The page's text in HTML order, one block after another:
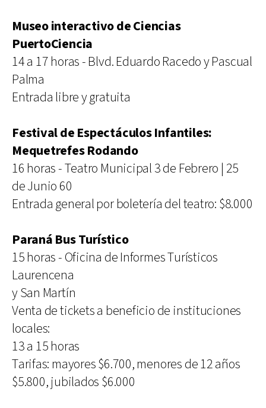
Museo interactivo de Ciencias
PuertoCiencia
14 a 17 horas - Blvd. Eduardo Racedo y Pascual
Palma
Entrada libre y gratuita
Festival de Espectáculos Infantiles:
Mequetrefes Rodando
16 horas - Teatro Municipal 3 de Febrero | 25
de Junio 60
Entrada general por boletería del teatro: $8.000
Paraná Bus Turístico
15 horas - Oficina de Informes Turísticos
Laurencena
y San Martín
Venta de tickets a beneficio de instituciones
locales:
13 a 15 horas
Tarifas: mayores $6.700, menores de 12 años
$5.800, jubilados $6.000